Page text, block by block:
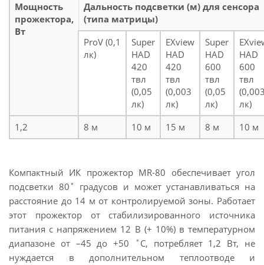
Мощность
прожектора,
Вт
Дальность подсветки (м) для сенсора
(типа матрицы)
ProV (0,1
лк)
Super
HAD
420
твл
(0,05
лк)
EXview
HAD
420
твл
(0,003
лк)
Super
HAD
600
твл
(0,05
лк)
HAD
600
твл
лк)
1,2
8 м 10 м 15 м 8 м 10 м
Компактный ИК прожектор MR-80 обеспечивает угол
подсветки 80˚ градусов и может устанавливаться на
расстояние до 14 м от контролируемой зоны. Работает
этот прожектор от стабилизированного источника
питания с напряжением 12 В (+ 10%) в температурном
диапазоне от –45 до +50 ˚С, потребляет 1,2 Вт, не
нуждается в дополнительном теплоотводе и